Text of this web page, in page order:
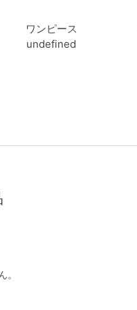
ワンピース
undefined
。